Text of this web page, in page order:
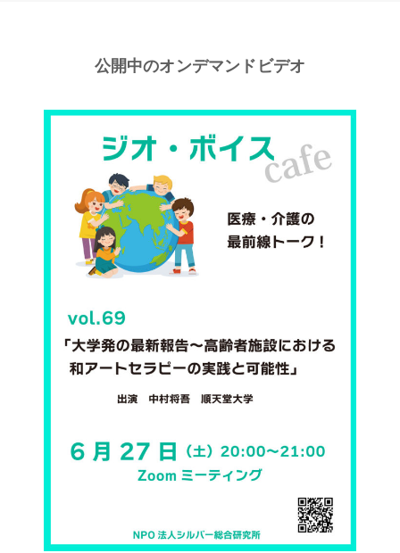
公開中のオンデマンドビデオ